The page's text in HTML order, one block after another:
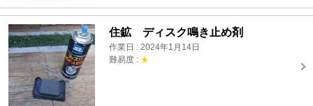
住鉱 ディスク鳴き止め剤
作業日 : 2024年1月14日
難易度 : ★